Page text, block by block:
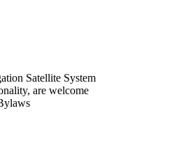
Satellite System
are welcome